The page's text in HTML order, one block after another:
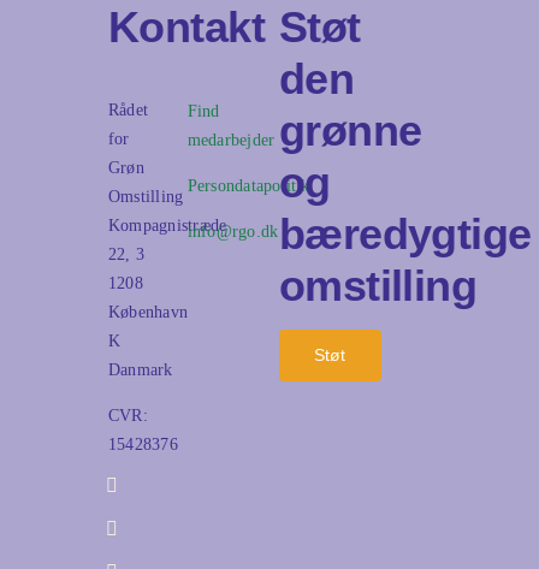
Kontakt
Rådet
for
Grøn
Omstilling
Kompagnistræde
22, 3
1208
København
K
Danmark
CVR:
15428376
Find
medarbejder
Persondatapolitik
info@rgo.dk
Støt
den
grønne
og
bæredygtige
omstilling
Støt